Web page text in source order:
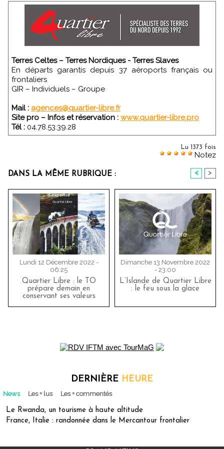
Terres Celtes – Terres Nordiques - Terres Slaves
En départs garantis depuis 37 aéroports français ou
frontaliers
GIR – Individuels – Groupe
Mail : agences@quartier-libre.fr
Site pro – Infos et réservation : www.quartier-libre.pro
Tél : 04.78.53.39.28
Lu 1373 fois
Notez
DANS LA MÊME RUBRIQUE : < >
Lundi 12 Décembre 2022 -
06:25
Quartier Libre : le TO
prépare demain en
conservant ses valeurs
Dimanche 13 Novembre 2022
- 23:00
L’Islande de Quartier Libre
: le feu sous la glace
DERNIÈRE HEURE
News Les + lus Les + commentés
Le Rwanda, un tourisme à haute altitude
France, Italie : randonnée dans le Mercantour frontalier